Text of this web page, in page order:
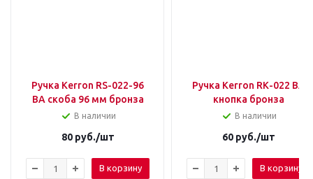
Ручка Kerron RS-022-96
BA скоба 96 мм бронза
В наличии
80руб./шт
В корзину
Ручка Kerron RК-022 BA
кнопка бронза
В наличии
60руб./шт
В корзину